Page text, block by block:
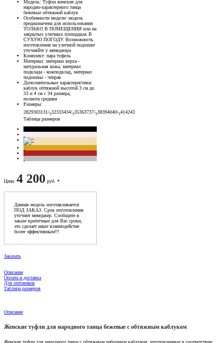
Модель: Туфли женские для
народно-характерного танца
бежевые обтяжной каблук
Особенности модели: модель
предназначена для использования
ТОЛЬКО В ПОМЕЩЕНИИ или на
закрытых уличных площадках В
СУХУЮ ПОГОДУ. Возможность
изготовления на уличной подошве
уточняйте у менеджера
Комплект: пара туфель
Материал: материал верха -
натуральная кожа, материал
подклада - кожподклад, материал
подошвы - чепрак
Дополнительные характеристики:
каблук обтяжной высотой 3 см до
33 и 4 см с 34 размера,
полнота средняя
Размеры:
2829303131/532333434/535363737/538394040/5414243
Таблица размеров
Цена: 4 200 руб. *
Данная модель изготавливается
ПОД ЗАКАЗ. Срок изготовления
уточнит менеджер. Сообщите в
заказе критичные для Вас сроки,
это сделает наше взаимодейстие
более эффективным!!!
Заказать
Описание
Оплата и доставка
Для оптовиков
Таблица размеров
Описание
Женские туфли для народного танца бежевые с обтяжным каблуком
Женские туфли для народного танца с обтяжным наборным каблуком, изготовленные в соответствии